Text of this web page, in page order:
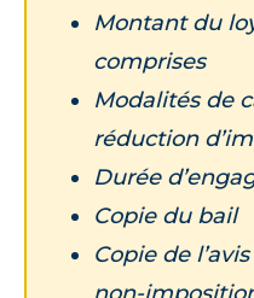
Montant du
comprises
Modalités de
réduction
Durée
Copie du bail
Copie de